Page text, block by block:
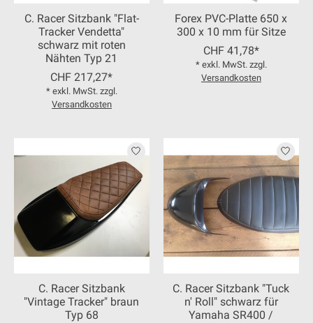
C. Racer Sitzbank "Flat-
Tracker Vendetta"
schwarz mit roten
Nähten Typ 21
CHF 217,27*
* exkl. MwSt. zzgl.
Versandkosten
Forex PVC-Platte 650 x
300 x 10 mm für Sitze
CHF 41,78*
* exkl. MwSt. zzgl.
Versandkosten
C. Racer Sitzbank
"Vintage Tracker" braun
Typ 68
C. Racer Sitzbank "Tuck
n' Roll" schwarz für
Yamaha SR400 /